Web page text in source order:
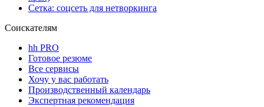
Сетка: соцсеть для нетворкинга
Соискателям
hh PRO
Готовое резюме
Все сервисы
Хочу у вас работать
Производственный календарь
Экспертная рекомендация